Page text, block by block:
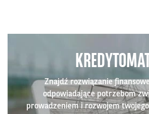
KREDYTOMAT
Znajdź rozwiązanie
odpowiadające potrzebom
prowadzeniem i rozwojem